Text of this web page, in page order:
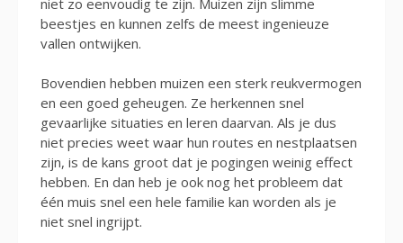
beestjes en kunnen zelfs de meest ingenieuze
vallen ontwijken.
Bovendien hebben muizen een sterk reukvermogen
en een goed geheugen. Ze herkennen snel
gevaarlijke situaties en leren daarvan. Als je dus
niet precies weet waar hun routes en nestplaatsen
zijn, is de kans groot dat je pogingen weinig effect
hebben. En dan heb je ook nog het probleem dat
één muis snel een hele familie kan worden als je
niet snel ingrijpt.